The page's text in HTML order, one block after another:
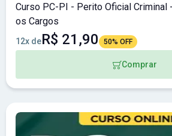
Curso PC-PI - Perito Oficial Criminal
os Cargos
12x deR$ 21,90 50% OFF
Comprar